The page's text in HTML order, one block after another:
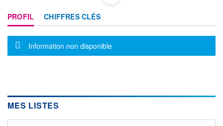
DONNÉES TEMPS DIFFÉRÉ
Politique d'exécution
PROFIL CHIFFRES CLÉS
Message d'information
Information non disponible
MES LISTES